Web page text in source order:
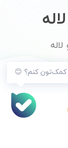
کمک‌تون کنم؟ 😊